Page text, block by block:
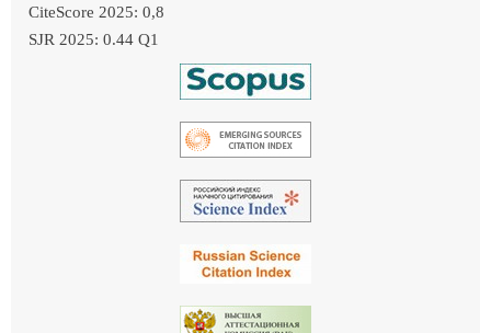
CiteScore 2025: 0,8
SJR 2025: 0.44 Q1